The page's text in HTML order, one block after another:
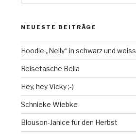
NEUESTE BEITRÄGE
Hoodie „Nelly“ in schwarz und weiss
Reisetasche Bella
Hey, hey Vicky ;-)
Schnieke Wiebke
Blouson-Janice für den Herbst